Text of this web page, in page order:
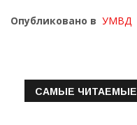
Опубликовано в УМВД
САМЫЕ ЧИТАЕМЫЕ